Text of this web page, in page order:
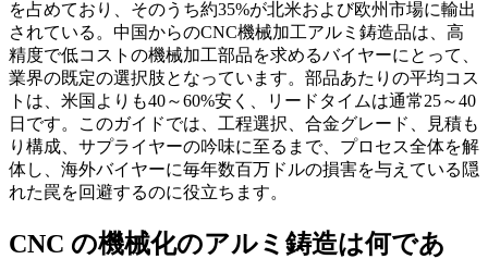
を占めており、そのうち約35%が北米および欧州市場に輸出
されている。中国からのCNC機械加工アルミ鋳造品は、高
精度で低コストの機械加工部品を求めるバイヤーにとって、
業界の既定の選択肢となっています。部品あたりの平均コス
トは、米国よりも40～60%安く、リードタイムは通常25～40
日です。このガイドでは、工程選択、合金グレード、見積も
り構成、サプライヤーの吟味に至るまで、プロセス全体を解
体し、海外バイヤーに毎年数百万ドルの損害を与えている隠
れた罠を回避するのに役立ちます。
CNC の機械化のアルミ鋳造は何であ